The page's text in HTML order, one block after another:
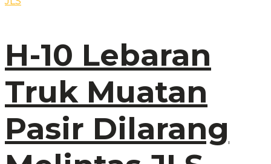
H-10 Lebaran
Truk Muatan
Pasir Dilarang